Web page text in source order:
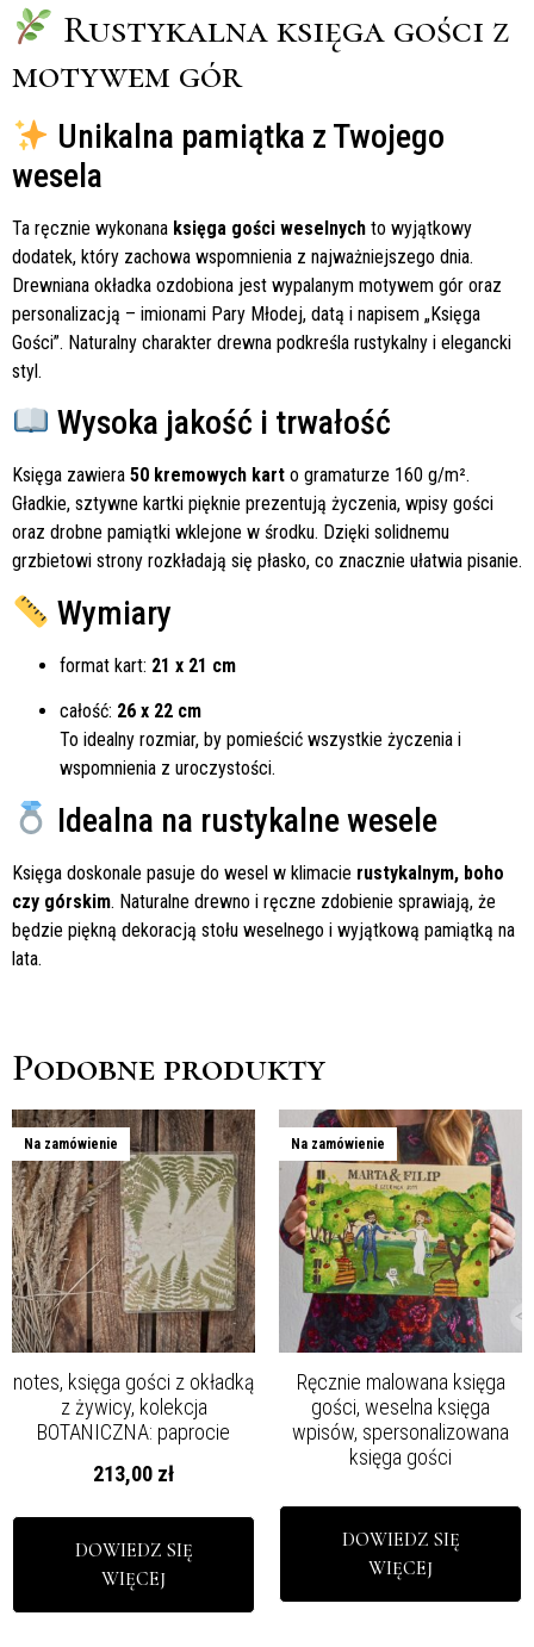
Rustykalna księga gości z
motywem gór
Unikalna pamiątka z Twojego
wesela
Ta ręcznie wykonana księga gości weselnych to wyjątkowy
dodatek, który zachowa wspomnienia z najważniejszego dnia.
Drewniana okładka ozdobiona jest wypalanym motywem gór oraz
personalizacją – imionami Pary Młodej, datą i napisem „Księga
Gości”. Naturalny charakter drewna podkreśla rustykalny i elegancki
styl.
Wysoka jakość i trwałość
Księga zawiera 50 kremowych kart o gramaturze 160 g/m².
Gładkie, sztywne kartki pięknie prezentują życzenia, wpisy gości
oraz drobne pamiątki wklejone w środku. Dzięki solidnemu
grzbietowi strony rozkładają się płasko, co znacznie ułatwia pisanie.
Wymiary
format kart: 21 x 21 cm
całość: 26 x 22 cm
To idealny rozmiar, by pomieścić wszystkie życzenia i
wspomnienia z uroczystości.
Idealna na rustykalne wesele
Księga doskonale pasuje do wesel w klimacie rustykalnym, boho
czy górskim. Naturalne drewno i ręczne zdobienie sprawiają, że
będzie piękną dekoracją stołu weselnego i wyjątkową pamiątką na
lata.
Podobne produkty
Na zamówienie
notes, księga gości z okładką
z żywicy, kolekcja
BOTANICZNA: paprocie
213,00 zł
DOWIEDZ SIĘ
WIĘCEJ
Na zamówienie
Ręcznie malowana księga
gości, weselna księga
wpisów, spersonalizowana
księga gości
DOWIEDZ SIĘ
WIĘCEJ